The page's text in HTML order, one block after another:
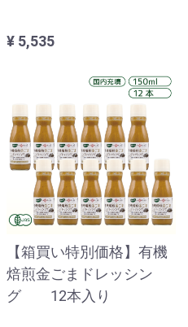
¥ 5,535
【箱買い特別価格】有機
焙煎金ごまドレッシン
グ 12本入り